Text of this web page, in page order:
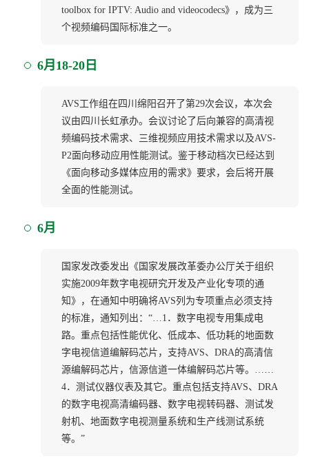
toolbox for IPTV: Audio and videocodecs》，成为三
个视频编码国际标准之一。
6月18-20日
AVS工作组在四川绵阳召开了第29次会议，本次会
议由四川长虹承办。会议讨论了后向兼容的高清视
频编码技术需求、三维视频应用技术需求以及AVS-
P2面向移动应用性能测试。鉴于移动档次已经达到
《面向移动多媒体应用的需求》要求，会后将开展
全面的性能测试。
6月
国家发改委发出《国家发展改革委办公厅关于组织
实施2009年数字电视研究开发及产业化专项的通
知》，在通知中明确将AVS列为专项重点必须支持
的标准，通知列出：“…1．数字电视专用集成电
路。重点包括性能优化、低成本、低功耗的地面数
字电视信道编解码芯片，支持AVS、DRA的高清信
源编解码芯片，信源信道一体编解码芯片等。……
4．测试仪器仪表及其它。重点包括支持AVS、DRA
的数字电视高清编码器、数字电视转码器、测试发
射机、地面数字电视测量系统和生产线测试系统
等。”